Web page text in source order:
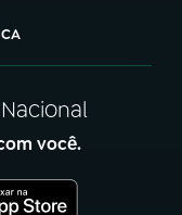
você.